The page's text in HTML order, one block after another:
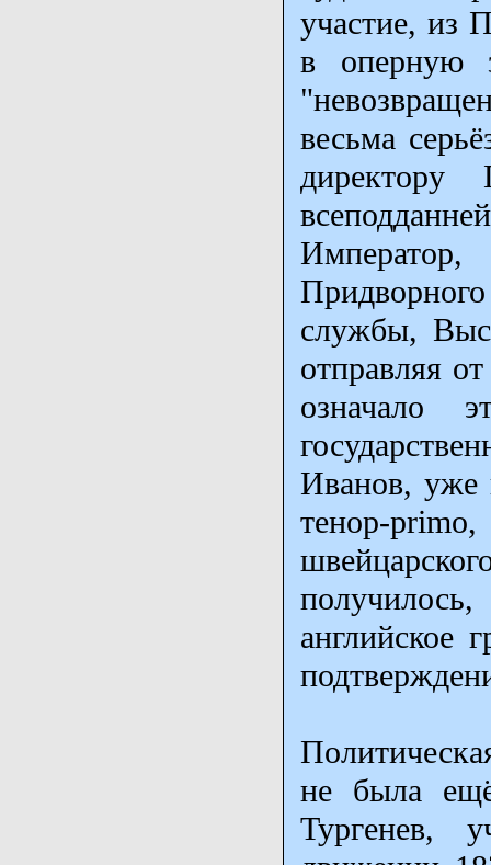
участие, из
в оперную
весьма
директору
службы,
отправляя
означало
Иванов, уже
тенор-
английское
не была
Тургенев,